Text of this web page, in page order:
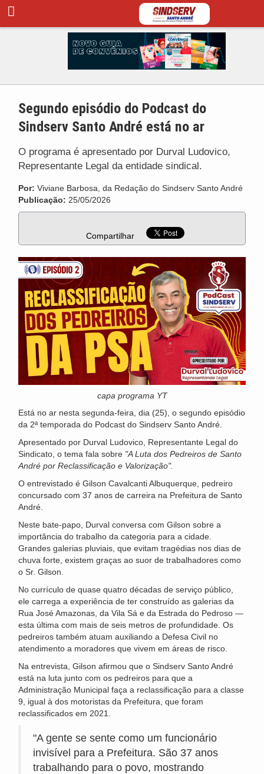
Segundo episódio do Podcast do
Sindserv Santo André está no ar
O programa é apresentado por Durval Ludovico,
Representante Legal da entidade sindical.
Por: Viviane Barbosa, da Redação do Sindserv Santo André
Publicação: 25/05/2026
Compartilhar
capa programa YT
Está no ar nesta segunda-feira, dia (25), o segundo episódio
da 2ª temporada do Podcast do Sindserv Santo André.
Apresentado por Durval Ludovico, Representante Legal do
Sindicato, o tema fala sobre "A Luta dos Pedreiros de Santo
André por Reclassificação e Valorização".
O entrevistado é Gilson Cavalcanti Albuquerque, pedreiro
concursado com 37 anos de carreira na Prefeitura de Santo
André.
Neste bate-papo, Durval conversa com Gilson sobre a
importância do trabalho da categoria para a cidade.
Grandes galerias pluviais, que evitam tragédias nos dias de
chuva forte, existem graças ao suor de trabalhadores como
o Sr. Gilson.
No currículo de quase quatro décadas de serviço público,
ele carrega a experiência de ter construído as galerias da
Rua José Amazonas, da Vila Sá e da Estrada do Pedroso —
esta última com mais de seis metros de profundidade. Os
pedreiros também atuam auxiliando a Defesa Civil no
atendimento a moradores que vivem em áreas de risco.
Na entrevista, Gilson afirmou que o Sindserv Santo André
está na luta junto com os pedreiros para que a
Administração Municipal faça a reclassificação para a classe
9, igual à dos motoristas da Prefeitura, que foram
reclassificados em 2021.
"A gente se sente como um funcionário
invisível para a Prefeitura. São 37 anos
trabalhando para o povo, mostrando